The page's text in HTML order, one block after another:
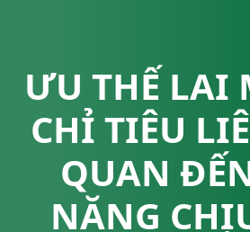
ƯU THẾ LAI
CHỈ TIÊU
QUAN
NĂNG